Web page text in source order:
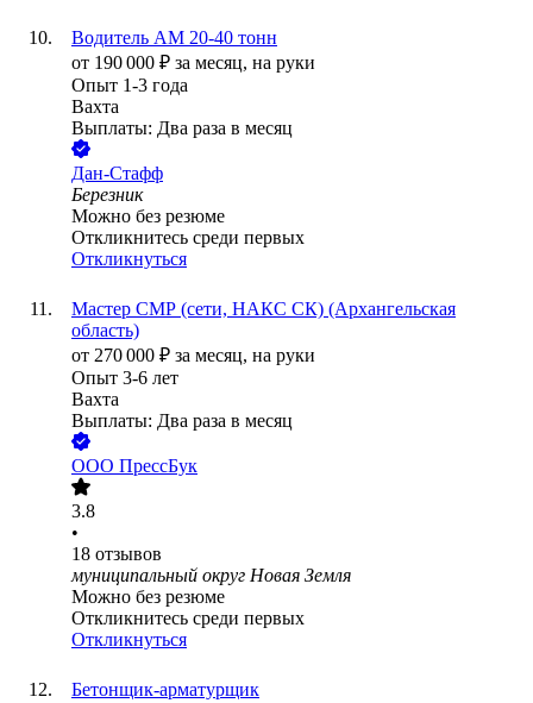
Водитель АМ 20-40 тонн
от 190 000 ₽ за месяц, на руки
Опыт 1-3 года
Вахта
Выплаты: Два раза в месяц
Дан-Стафф
Березник
Можно без резюме
Откликнитесь среди первых
Откликнуться
Мастер СМР (сети, НАКС СК) (Архангельская
область)
от 270 000 ₽ за месяц, на руки
Опыт 3-6 лет
Вахта
Выплаты: Два раза в месяц
ООО ПрессБук
3.8
•
18 отзывов
муниципальный округ Новая Земля
Можно без резюме
Откликнитесь среди первых
Откликнуться
Бетонщик-арматурщик